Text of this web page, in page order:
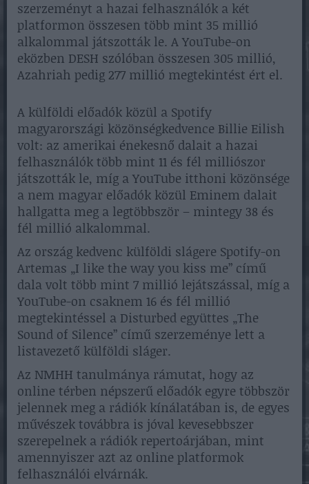
szerzeményt a hazai felhasználók a két
platformon összesen több mint 35 millió
alkalommal játszották le. A YouTube-on
eközben DESH szólóban összesen 305 millió,
Azahriah pedig 277 millió megtekintést ért el.
A külföldi előadók közül a Spotify
magyarországi közönségkedvence Billie Eilish
volt: az amerikai énekesnő dalait a hazai
felhasználók több mint 11 és fél milliószor
játszották le, míg a YouTube itthoni közönsége
a nem magyar előadók közül Eminem dalait
hallgatta meg a legtöbbször – mintegy 38 és
fél millió alkalommal.
Az ország kedvenc külföldi slágere Spotify-on
Artemas „I like the way you kiss me” című
dala volt több mint 7 millió lejátszással, míg a
YouTube-on csaknem 16 és fél millió
megtekintéssel a Disturbed együttes „The
Sound of Silence” című szerzeménye lett a
listavezető külföldi sláger.
Az NMHH tanulmánya rámutat, hogy az
online térben népszerű előadók egyre többször
jelennek meg a rádiók kínálatában is, de egyes
művészek továbbra is jóval kevesebbszer
szerepelnek a rádiók repertoárjában, mint
amennyiszer azt az online platformok
felhasználói elvárnák.